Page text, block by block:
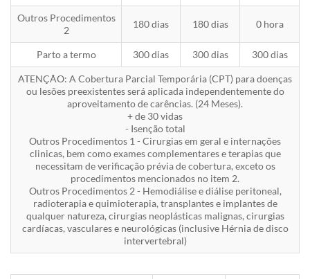
Outros Procedimentos
2
180 dias 180 dias 0 hora
Parto a termo 300 dias 300 dias 300 dias
ATENÇÃO: A Cobertura Parcial Temporária (CPT) para doenças
ou lesões preexistentes será aplicada independentemente do
aproveitamento de carências. (24 Meses).
+ de 30 vidas
- Isenção total
Outros Procedimentos 1 - Cirurgias em geral e internações
clinicas, bem como exames complementares e terapias que
necessitam de verificação prévia de cobertura, exceto os
procedimentos mencionados no item 2.
Outros Procedimentos 2 - Hemodiálise e diálise peritoneal,
radioterapia e quimioterapia, transplantes e implantes de
qualquer natureza, cirurgias neoplásticas malignas, cirurgias
cardíacas, vasculares e neurológicas (inclusive Hérnia de disco
intervertebral)